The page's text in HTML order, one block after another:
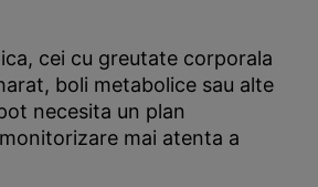
cei cu greutate corporala
boli metabolice sau alte
necesita un plan
mai atenta a